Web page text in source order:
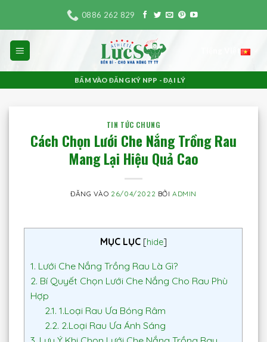
nội
dung
0886 262 829
BẤM VÀO ĐĂNG KÝ NPP - ĐẠI LÝ
TIN TỨC CHUNG
Cách Chọn Lưới Che Nắng Trồng Rau
Mang Lại Hiệu Quả Cao
ĐĂNG VÀO 26/04/2022 BỞIADMIN
MỤC LỤC [hide]
1. Lưới Che Nắng Trồng Rau Là Gì?
2. Bí Quyết Chọn Lưới Che Nắng Cho Rau Phù
Hợp
2.1. 1.Loại Rau Ưa Bóng Râm
2.2. 2.Loại Rau Ưa Ánh Sáng